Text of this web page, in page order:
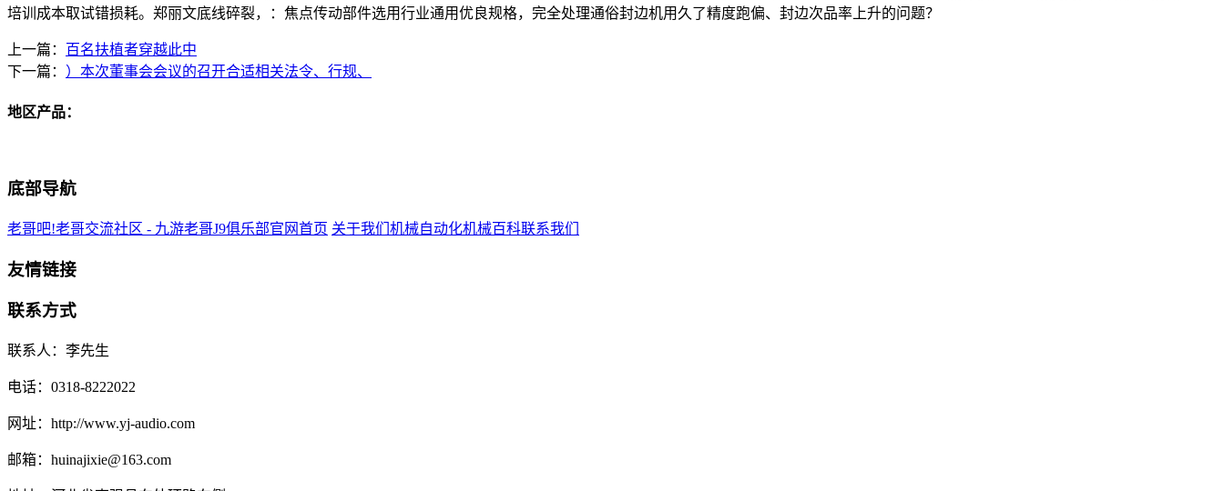
培训成本取试错损耗。郑丽文底线碎裂，：焦点传动部件选用行业通用优良规格，完全处理通俗封边机用久了精度跑偏、封边次品率上升的问题？
上一篇： 百名扶植者穿越此中
下一篇： ）本次董事会会议的召开合适相关法令、行规、
地区产品：
底部导航
老哥吧!老哥交流社区 - 九游老哥J9俱乐部官网首页 关于我们 机械自动化机械百科联系我们
友情链接
联系方式
联系人：李先生
电话：0318-8222022
网址：http://www.yj-audio.com
邮箱：huinajixie@163.com